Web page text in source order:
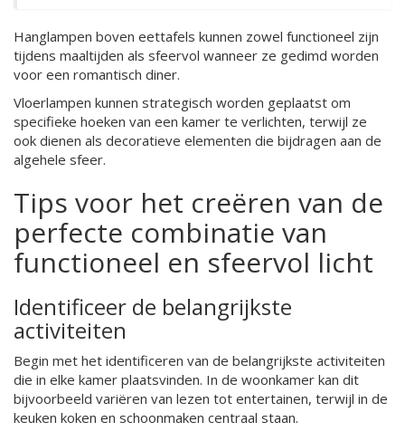
Hanglampen boven eettafels kunnen zowel functioneel zijn
tijdens maaltijden als sfeervol wanneer ze gedimd worden
voor een romantisch diner.
Vloerlampen kunnen strategisch worden geplaatst om
specifieke hoeken van een kamer te verlichten, terwijl ze
ook dienen als decoratieve elementen die bijdragen aan de
algehele sfeer.
Tips voor het creëren van de
perfecte combinatie van
functioneel en sfeervol licht
Identificeer de belangrijkste
activiteiten
Begin met het identificeren van de belangrijkste activiteiten
die in elke kamer plaatsvinden. In de woonkamer kan dit
bijvoorbeeld variëren van lezen tot entertainen, terwijl in de
keuken koken en schoonmaken centraal staan.